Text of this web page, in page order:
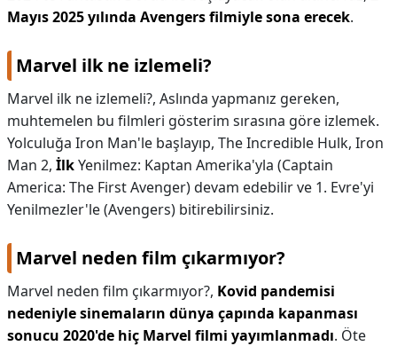
Mayıs 2025 yılında Avengers filmiyle sona erecek.
Marvel ilk ne izlemeli?
Marvel ilk ne izlemeli?, Aslında yapmanız gereken,
muhtemelen bu filmleri gösterim sırasına göre izlemek.
Yolculuğa Iron Man'le başlayıp, The Incredible Hulk, Iron
Man 2, İlkYenilmez: Kaptan Amerika'yla (Captain
America: The First Avenger) devam edebilir ve 1. Evre'yi
Yenilmezler'le (Avengers) bitirebilirsiniz.
Marvel neden film çıkarmıyor?
Marvel neden film çıkarmıyor?, Kovid pandemisi
nedeniyle sinemaların dünya çapında kapanması
sonucu 2020'de hiç Marvel filmi yayımlanmadı. Öte